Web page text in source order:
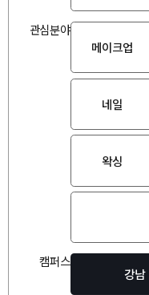
관심분야
메이크업
네일
왁싱
캠퍼스
강남